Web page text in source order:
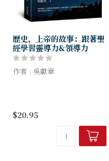
歷史，上帝的故事：跟著聖
經學習靈導力&領導力
作者 : 吳獻章
采，演繹敘事，整合經文，提
鍊出聖經諸般智慧，每篇細細
$20.95